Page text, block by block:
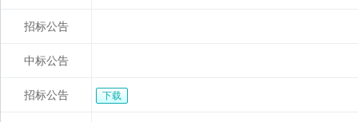
招标公告
中标公告
招标公告 下载